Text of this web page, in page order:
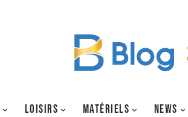
LOISIRS MATÉRIELS NEWS